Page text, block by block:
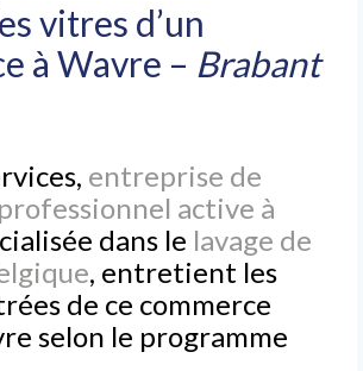
après chantier
après sinistre
vitres d’un
à Wavre – Brabant
entreprise de
active à
dans le lavage de
, entretient les
de ce commerce
selon le programme